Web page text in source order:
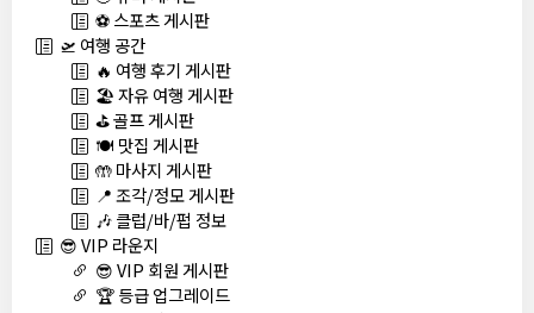
⚽ 스포츠 게시판
🛫 여행 공간
🔥 여행 후기 게시판
🏖️ 자유 여행 게시판
⛳ 골프 게시판
🍽️ 맛집 게시판
🤲 마사지 게시판
📍 조각/정모 게시판
🎶 클럽/바/펍 정보
😎 VIP 라운지
😎 VIP 회원 게시판
🏆 등급 업그레이드